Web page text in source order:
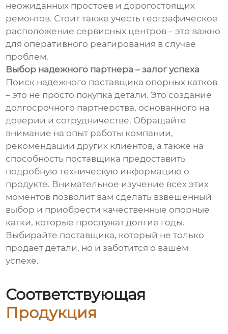
неожиданных простоев и дорогостоящих
ремонтов. Стоит также учесть географическое
расположение сервисных центров – это важно
для оперативного реагирования в случае
проблем.
Выбор надежного партнера – залог успеха
Поиск надежного поставщика опорных катков
– это не просто покупка детали. Это создание
долгосрочного партнерства, основанного на
доверии и сотрудничестве. Обращайте
внимание на опыт работы компании,
рекомендации других клиентов, а также на
способность поставщика предоставить
подробную техническую информацию о
продукте. Внимательное изучение всех этих
моментов позволит вам сделать взвешенный
выбор и приобрести качественные опорные
катки, которые прослужат долгие годы.
Выбирайте поставщика, который не только
продает детали, но и заботится о вашем
успехе.
Соответствующая
Продукция